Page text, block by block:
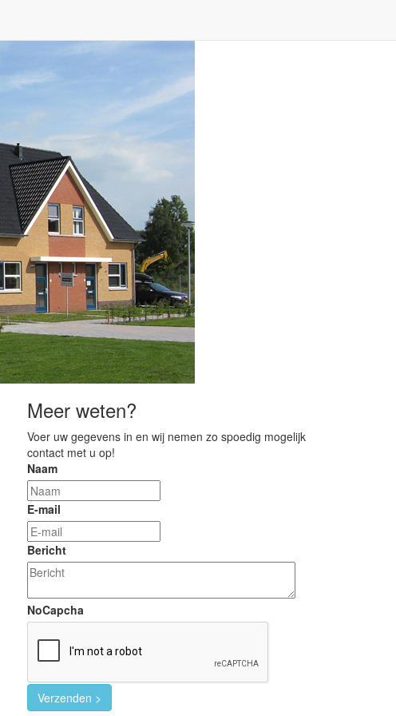
Meer weten?
Voer uw gegevens in en wij nemen zo spoedig mogelijk
contact met u op!
Naam
E-mail
Bericht
NoCapcha